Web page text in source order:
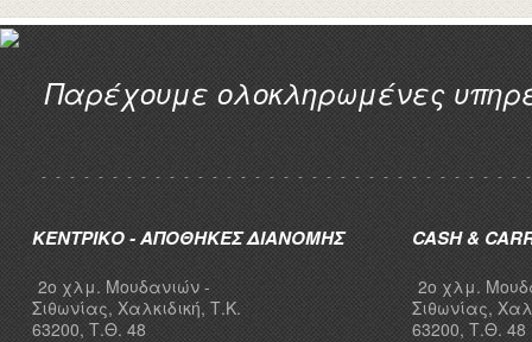
Παρέχουμε ολοκληρωμένες
ΚΕΝΤΡΙΚΟ - ΑΠΟΘΗΚΕΣ ΔΙΑΝΟΜΗΣ
2ο χλμ. Μουδανιών -
Σιθωνίας, Χαλκιδική, Τ.Κ.
63200, Τ.Θ. 48
CASH &
2ο χλμ.
Σιθωνίας,
63200, Τ.Θ. 48